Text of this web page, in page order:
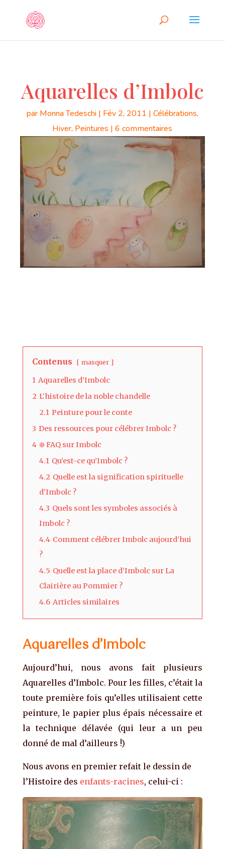
Aquarelles d’Imbolc
parMonna Tedeschi| Fév 2, 2011 | Célébrations,
Hiver, Peintures |6 commentaires
Contenus masquer
1 Aquarelles d’Imbolc
2 L’histoire de la noble chandelle
2.1 Peinture pour le conte
3 Des ressources pour célébrer Imbolc ?
4 ❄️ FAQ sur Imbolc
4.1 Qu’est-ce qu’Imbolc ?
4.2 Quelle est la signification spirituelle
d'Imbolc ?
4.3 Quels sont les symboles associés à
Imbolc ?
4.4 Comment célébrer Imbolc aujourd’hui
?
4.5 Quelle est la place d’Imbolc sur La
Clairière au Pommier ?
4.6 Articles similaires
Aquarelles d’Imbolc
Aujourd’hui, nous avons fait plusieurs
Aquarelles d’Imbolc. Pour les filles, c’était la
toute première fois qu’elles utilisaient cette
peinture, le papier plus épais nécessaire et
la technique délavée (qui leur a un peu
donné de mal d’ailleurs !)
Nous avons en premier refait le dessin de
l’Histoire des enfants-racines, celui-ci :